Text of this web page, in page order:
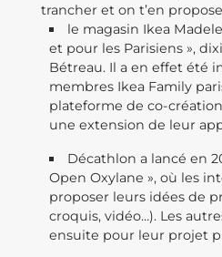
trancher et on t’en
le magasin Ikea
et pour les Parisiens »,
Bétreau. Il a en effet été
membres Ikea Family
plateforme de co-
une extension de leur
Décathlon a lancé en
Open Oxylane », où les
proposer leurs idées de
croquis, vidéo…). Les
ensuite pour leur projet